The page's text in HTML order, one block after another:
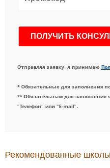
Отправляя заявку, я принимаю
* Обязательные для заполнения
** Обязательным для заполнения
"Телефон" или "E-mail".
Рекомендованные школы